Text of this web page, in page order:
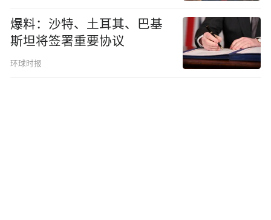
爆料：沙特、土耳其、巴基
斯坦将签署重要协议
环球时报